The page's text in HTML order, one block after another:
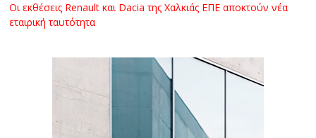
Οι εκθέσεις Renault και Dacia της Χαλκιάς ΕΠΕ αποκτούν νέα
εταιρική ταυτότητα